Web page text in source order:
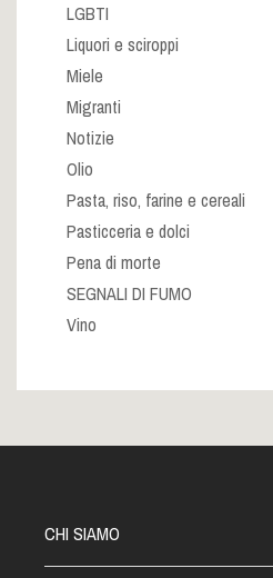
LGBTI
Liquori e sciroppi
Miele
Migranti
Notizie
Olio
Pasta, riso, farine e cereali
Pasticceria e dolci
Pena di morte
SEGNALI DI FUMO
Vino
CHI SIAMO